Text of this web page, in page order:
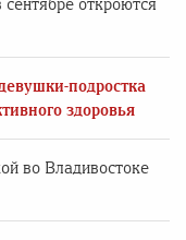
откроются
подростка
здоровья
во Владивостоке